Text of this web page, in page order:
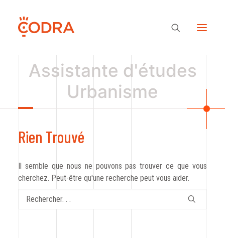
Des valeurs, une équipe
Notre regard
Nos références
Assistante d'études
Urbanisme
Rien Trouvé
Il semble que nous ne pouvons pas trouver ce que vous
cherchez. Peut-être qu'une recherche peut vous aider.